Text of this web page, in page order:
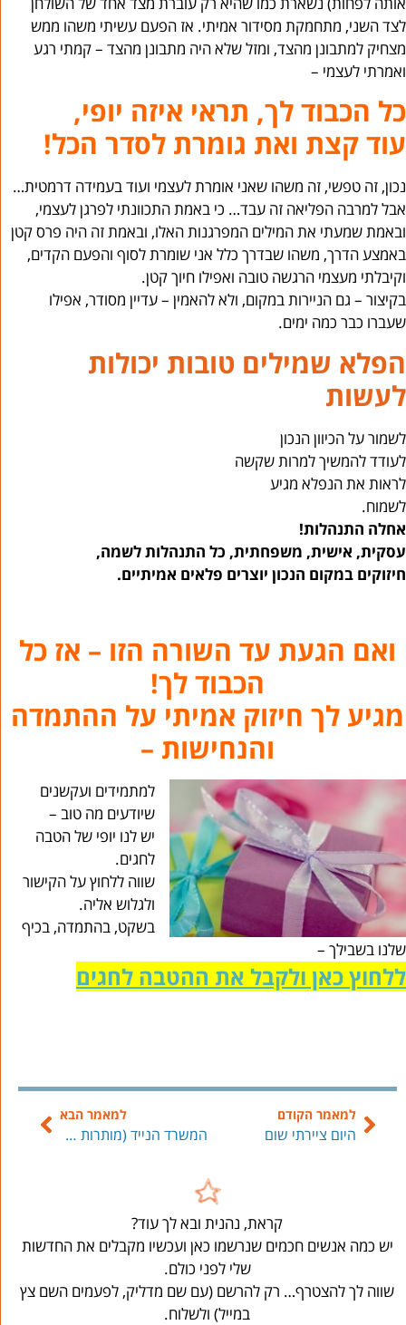
לצד השני, מתחמקת מסידור אמיתי. אז הפעם עשיתי משהו ממש
מצחיק למתבונן מהצד, ומזל שלא היה מתבונן מהצד – קמתי רגע
ואמרתי לעצמי –
כל הכבוד לך, תראי איזה יופי,
עוד קצת ואת גומרת לסדר הכל!
נכון, זה טפשי, זה משהו שאני אומרת לעצמי ועוד בעמידה דרמטית…
אבל למרבה הפליאה זה עבד… כי באמת התכוונתי לפרגן לעצמי,
ובאמת שמעתי את המילים המפרגנות האלו, ובאמת זה היה פרס קטן
באמצע הדרך, משהו שבדרך כלל אני שומרת לסוף והפעם הקדים,
וקיבלתי מעצמי הרגשה טובה ואפילו חיוך קטן.
בקיצור – גם הניירות במקום, ולא להאמין – עדיין מסודר, אפילו
שעברו כבר כמה ימים.
הפלא שמילים טובות יכולות
לעשות
לשמור על הכיוון הנכון
לעודד להמשיך למרות שקשה
לראות את הנפלא מגיע
לשמוח.
אחלה התנהלות!
עסקית, אישית, משפחתית, כל התנהלות לשמה,
חיזוקים במקום הנכון יוצרים פלאים אמיתיים.
ואם הגעת עד השורה הזו – אז כל
הכבוד לך!
מגיע לך חיזוק אמיתי על ההתמדה
והנחישות –
למתמידים ועקשנים
שיודעים מה טוב –
יש לנו יופי של הטבה
לחגים.
שווה ללחוץ על הקישור
ולגלוש אליה.
בשקט, בהתמדה, בכיף
שלנו בשבילך –
ללחוץ כאן ולקבל את ההטבה לחגים
למאמר הקודם
היום ציירתי שום
למאמר הבא
המשרד הנייד (מותרות המקצוע)
קראת, נהנית ובא לך עוד?
יש כמה אנשים חכמים שנרשמו כאן ועכשיו מקבלים את החדשות
שלי לפני כולם.
שווה לך להצטרף… רק להרשם (עם שם מדליק, לפעמים השם צץ
במייל) ולשלוח.